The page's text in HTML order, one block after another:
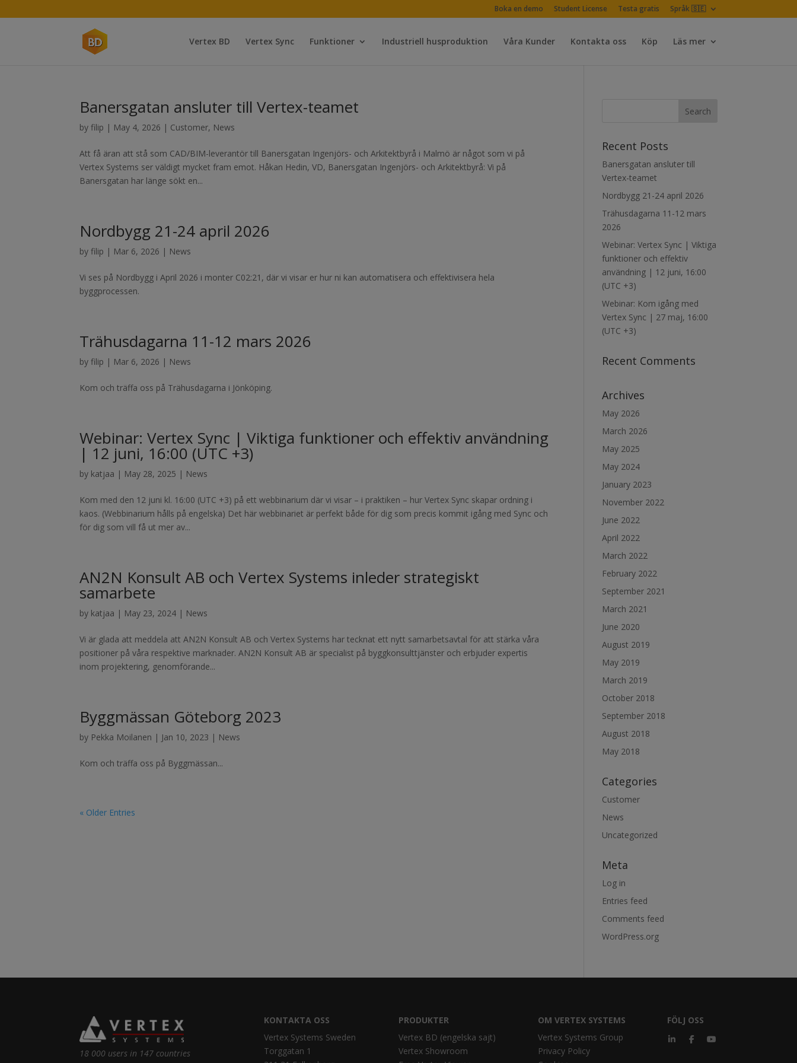
Boka en demo Student License Testa gratis Språk 🇸🇪
Vertex BD Vertex Sync Funktioner Industriell husproduktion Våra Kunder Kontakta oss Köp Läs mer
Banersgatan ansluter till Vertex-teamet
byfilip | May 4, 2026 | Customer, News
Att få äran att stå som CAD/BIM-leverantör till Banersgatan Ingenjörs- och Arkitektbyrå i Malmö är något som vi på
Vertex Systems ser väldigt mycket fram emot. Håkan Hedin, VD, Banersgatan Ingenjörs- och Arkitektbyrå: Vi på
Banersgatan har länge sökt en...
Nordbygg 21-24 april 2026
byfilip | Mar 6, 2026 | News
Vi ses på Nordbygg i April 2026 i monter C02:21, där vi visar er hur ni kan automatisera och effektivisera hela
byggprocessen.
Trähusdagarna 11-12 mars 2026
byfilip | Mar 6, 2026 | News
Kom och träffa oss på Trähusdagarna i Jönköping.
Webinar: Vertex Sync | Viktiga funktioner och effektiv användning
| 12 juni, 16:00 (UTC +3)
by katjaa | May 28, 2025 | News
Kom med den 12 juni kl. 16:00 (UTC +3) på ett webbinarium där vi visar – i praktiken – hur Vertex Sync skapar ordning i
kaos. (Webbinarium hålls på engelska) Det här webbinariet är perfekt både för dig som precis kommit igång med Sync och
för dig som vill få ut mer av...
AN2N Konsult AB och Vertex Systems inleder strategiskt
samarbete
by katjaa | May 23, 2024 | News
Vi är glada att meddela att AN2N Konsult AB och Vertex Systems har tecknat ett nytt samarbetsavtal för att stärka våra
positioner på våra respektive marknader. AN2N Konsult AB är specialist på byggkonsulttjänster och erbjuder expertis
inom projektering, genomförande...
Byggmässan Göteborg 2023
by Pekka Moilanen | Jan 10, 2023 | News
Kom och träffa oss på Byggmässan...
« Older Entries
Recent Posts
Banersgatan ansluter till
Vertex-teamet
Nordbygg 21-24 april 2026
Trähusdagarna 11-12 mars
2026
Webinar: Vertex Sync | Viktiga
funktioner och effektiv
användning | 12 juni, 16:00
(UTC +3)
Webinar: Kom igång med
Vertex Sync | 27 maj, 16:00
(UTC +3)
Recent Comments
Archives
May 2026
March 2026
May 2025
May 2024
January 2023
November 2022
June 2022
April 2022
March 2022
February 2022
September 2021
March 2021
June 2020
August 2019
May 2019
March 2019
October 2018
September 2018
August 2018
May 2018
Categories
Customer
News
Uncategorized
Meta
Log in
Entries feed
Comments feed
WordPress.org
18 000 users in 147 countries
KONTAKTA OSS
Vertex Systems Sweden
Torggatan 1
PRODUKTER
Vertex BD (engelska sajt)
Vertex Showroom
OM VERTEX SYSTEMS
Vertex Systems Group
Privacy Policy
FÖLJ OSS